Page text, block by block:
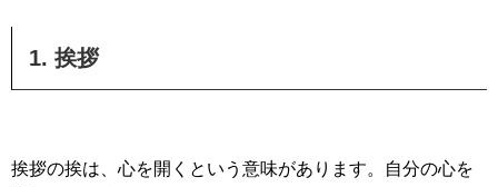
1. 挨拶
挨拶の挨は、心を開くという意味があります。自分の心を